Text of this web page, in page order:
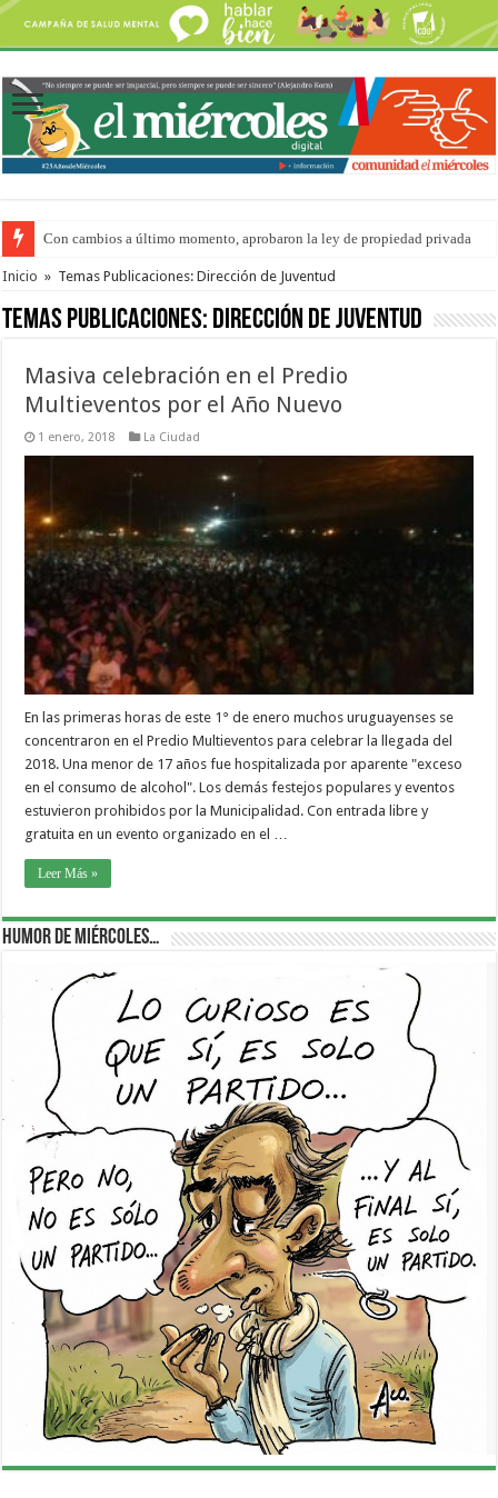
Con cambios a último momento, aprobaron la ley de propiedad privada
Adopción en Entre Ríos: el 35% de los 90 niños, niñas y adolescentes que
Inicio » Temas Publicaciones: Dirección de Juventud
Temas Publicaciones: Dirección de Juventud
Masiva celebración en el Predio
Multieventos por el Año Nuevo
1 enero, 2018 La Ciudad
En las primeras horas de este 1° de enero muchos uruguayenses se
concentraron en el Predio Multieventos para celebrar la llegada del
2018. Una menor de 17 años fue hospitalizada por aparente "exceso
en el consumo de alcohol". Los demás festejos populares y eventos
estuvieron prohibidos por la Municipalidad. Con entrada libre y
gratuita en un evento organizado en el …
Leer Más »
Humor de Miércoles…